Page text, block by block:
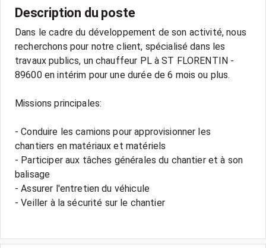
Description du poste
Dans le cadre du développement de son activité, nous
recherchons pour notre client, spécialisé dans les
travaux publics, un chauffeur PL à ST FLORENTIN -
89600 en intérim pour une durée de 6 mois ou plus.
Missions principales:
- Conduire les camions pour approvisionner les
chantiers en matériaux et matériels
- Participer aux tâches générales du chantier et à son
balisage
- Assurer l'entretien du véhicule
- Veiller à la sécurité sur le chantier